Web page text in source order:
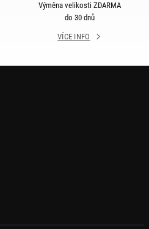
Výměna velikosti ZDARMA
do 30 dnů
VÍCE INFO